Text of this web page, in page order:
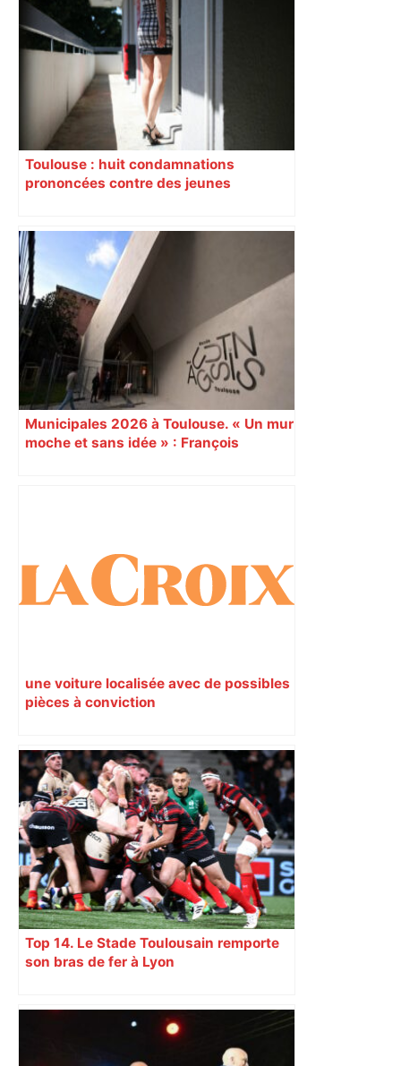
Toulouse : huit condamnations
prononcées contre des jeunes
Municipales 2026 à Toulouse. « Un mur
moche et sans idée » : François
une voiture localisée avec de possibles
pièces à conviction
Top 14. Le Stade Toulousain remporte
son bras de fer à Lyon